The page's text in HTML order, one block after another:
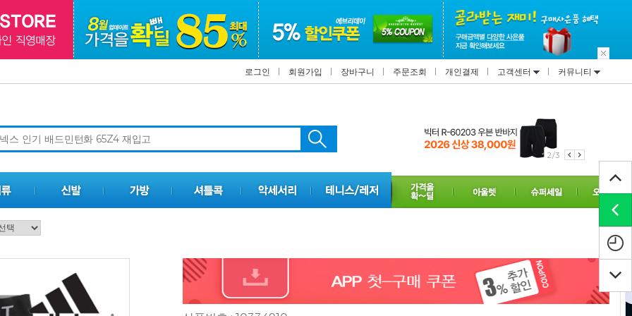
로그인 회원가입 장바구니 주문조회 개인결제 고객센터 커뮤니티
2/3